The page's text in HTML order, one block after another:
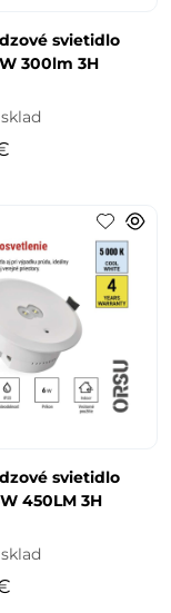
svietidlo
300lm 3H
svietidlo
450LM 3H